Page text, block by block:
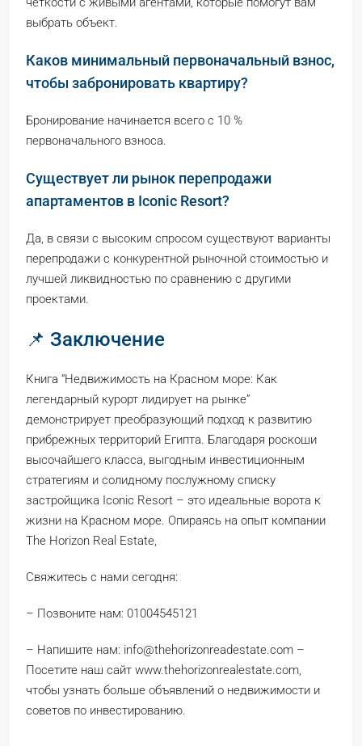
выбрать объект.
Каков минимальный первоначальный взнос,
чтобы забронировать квартиру?
Бронирование начинается всего с 10 %
первоначального взноса.
Существует ли рынок перепродажи
апартаментов в Iconic Resort?
Да, в связи с высоким спросом существуют варианты
перепродажи с конкурентной рыночной стоимостью и
лучшей ликвидностью по сравнению с другими
проектами.
📌 Заключение
Книга “Недвижимость на Красном море: Как
легендарный курорт лидирует на рынке”
демонстрирует преобразующий подход к развитию
прибрежных территорий Египта. Благодаря роскоши
высочайшего класса, выгодным инвестиционным
стратегиям и солидному послужному списку
застройщика Iconic Resort – это идеальные ворота к
жизни на Красном море. Опираясь на опыт компании
The Horizon Real Estate,
Свяжитесь с нами сегодня:
– Позвоните нам: 01004545121
– Напишите нам: info@thehorizonreadestate.com –
Посетите наш сайт www.thehorizonrealestate.com,
чтобы узнать больше объявлений о недвижимости и
советов по инвестированию.